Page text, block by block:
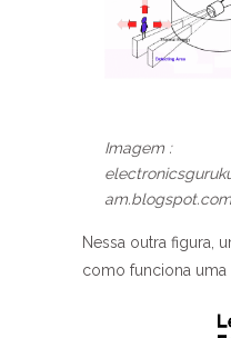
Imagem :
am.blogspot.com
Nessa outra figura,
como funciona uma